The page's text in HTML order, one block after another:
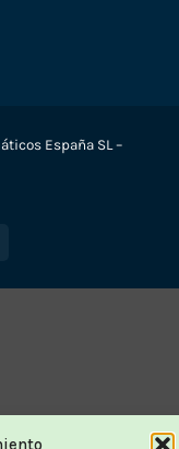
España SL –